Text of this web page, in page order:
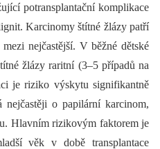
potransplantační komplikace
Karcinomy štítné žlázy patří
nejčastější. V běžné dětské
žlázy raritní (3–5 případů na
je riziko výskytu signifikantně
nejčastěji o papilární karcinom,
Hlavním rizikovým faktorem je
věk v době transplantace